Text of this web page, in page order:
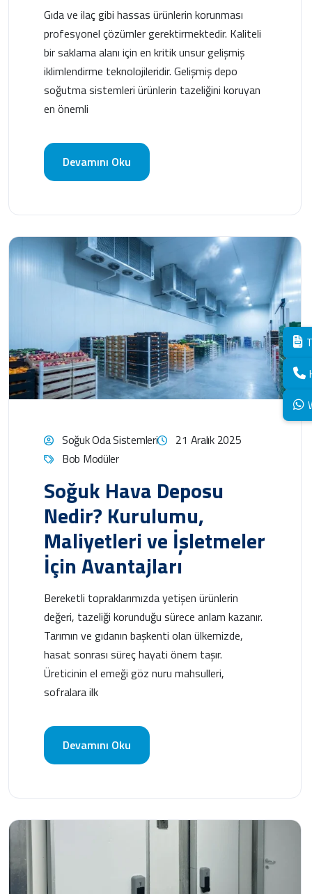
Gıda ve ilaç gibi hassas ürünlerin korunması
profesyonel çözümler gerektirmektedir. Kaliteli
bir saklama alanı için en kritik unsur gelişmiş
iklimlendirme teknolojileridir. Gelişmiş depo
soğutma sistemleri ürünlerin tazeliğini koruyan
en önemli
Devamını Oku
Soğuk Oda Sistemleri
21 Aralık 2025
Bob Modüler
Soğuk Hava Deposu
Nedir? Kurulumu,
Maliyetleri ve İşletmeler
İçin Avantajları
Bereketli topraklarımızda yetişen ürünlerin
değeri, tazeliği korunduğu sürece anlam kazanır.
Tarımın ve gıdanın başkenti olan ülkemizde,
hasat sonrası süreç hayati önem taşır.
Üreticinin el emeği göz nuru mahsulleri,
sofralara ilk
Devamını Oku